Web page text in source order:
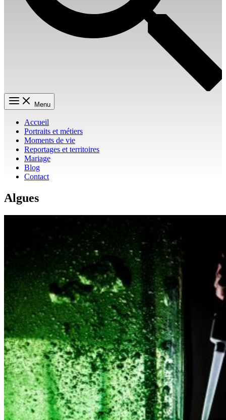
Menu
Accueil
Portraits et métiers
Moments de vie
Reportages et territoires
Mariage
Blog
Contact
Algues